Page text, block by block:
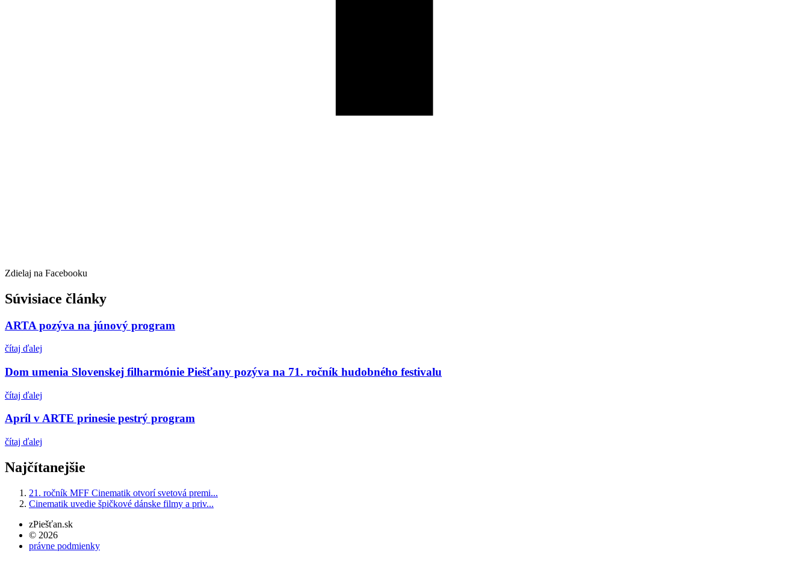
Zdielaj na Facebooku
Súvisiace články
ARTA pozýva na júnový program
čítaj ďalej
Dom umenia Slovenskej filharmónie Piešťany pozýva na 71. ročník hudobného festivalu
čítaj ďalej
Apríl v ARTE prinesie pestrý program
čítaj ďalej
Najčítanejšie
21. ročník MFF Cinematik otvorí svetová premi...
Cinematik uvedie špičkové dánske filmy a priv...
zPiešťan.sk
© 2026
právne podmienky